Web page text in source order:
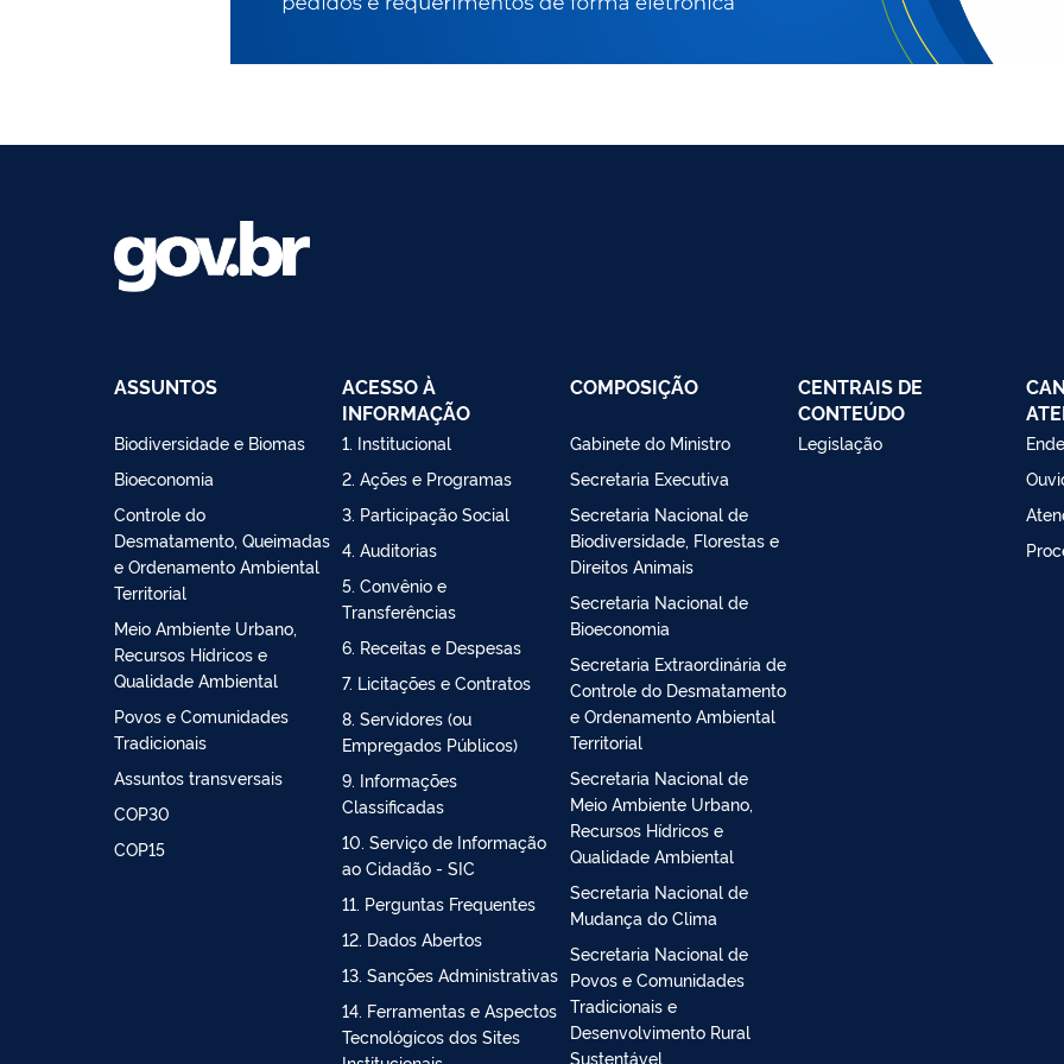
ASSUNTOS
Biodiversidade e Biomas
Bioeconomia
Controle do
e Ordenamento Ambiental
Territorial
Recursos Hídricos e
Qualidade Ambiental
Povos e Comunidades
Tradicionais
Assuntos transversais
ACESSO À
INFORMAÇÃO
1. Institucional
2. Ações e Programas
3. Participação Social
4. Auditorias
5. Convênio e
Transferências
6. Receitas e Despesas
7. Licitações e Contratos
8. Servidores (ou
Empregados Públicos)
9. Informações
Classificadas
10. Serviço de Informação
ao Cidadão - SIC
11. Perguntas Frequentes
12. Dados Abertos
13. Sanções Administrativas
COMPOSIÇÃO
Gabinete do Ministro
Secretaria Executiva
Biodiversidade, Florestas e
Direitos Animais
Secretaria Nacional de
Bioeconomia
Secretaria Extraordinária de
e Ordenamento Ambiental
Territorial
Secretaria Nacional de
Recursos Hídricos e
Qualidade Ambiental
Secretaria Nacional de
Mudança do Clima
Secretaria Nacional de
Povos e Comunidades
CENTRAIS DE